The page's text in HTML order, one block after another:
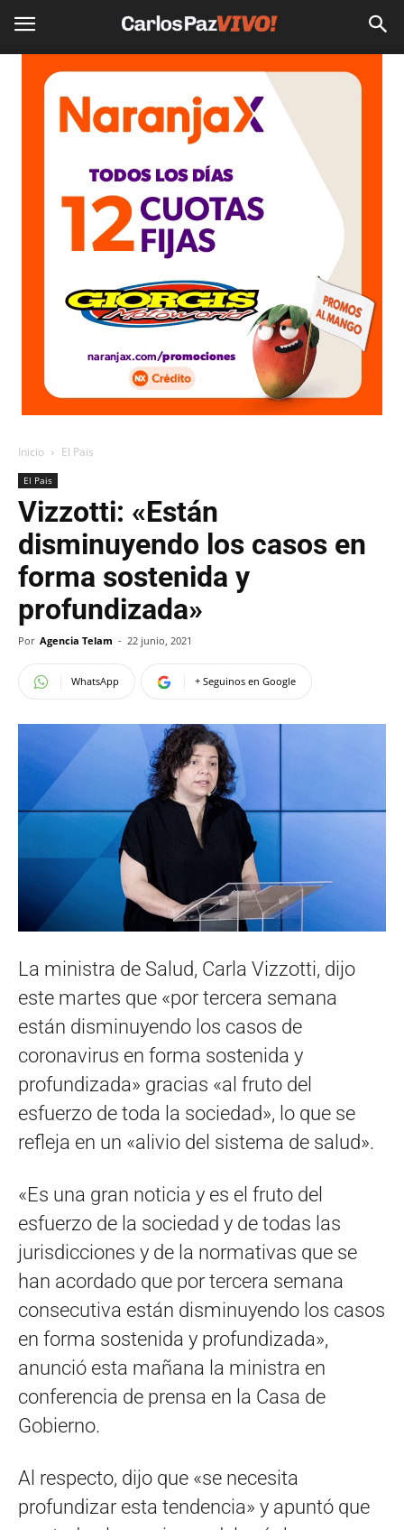
Inicio El Pais
El Pais
Vizzotti: «Están
disminuyendo los casos en
forma sostenida y
profundizada»
Por Agencia Telam - 22 junio, 2021
WhatsApp + Seguinos en Google
La ministra de Salud, Carla Vizzotti, dijo
este martes que «por tercera semana
están disminuyendo los casos de
coronavirus en forma sostenida y
profundizada» gracias «al fruto del
esfuerzo de toda la sociedad», lo que se
refleja en un «alivio del sistema de salud».
«Es una gran noticia y es el fruto del
esfuerzo de la sociedad y de todas las
jurisdicciones y de la normativas que se
han acordado que por tercera semana
consecutiva están disminuyendo los casos
en forma sostenida y profundizada»,
anunció esta mañana la ministra en
conferencia de prensa en la Casa de
Gobierno.
Al respecto, dijo que «se necesita
profundizar esta tendencia» y apuntó que